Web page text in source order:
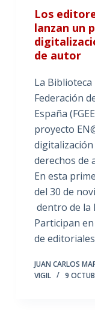
Los
lanzan un
de autor
La Biblioteca
Federación
España
proyecto
derechos de
En esta
del 30 de
dentro de la
Participan
de
JUAN CARLOS
VIGIL
9